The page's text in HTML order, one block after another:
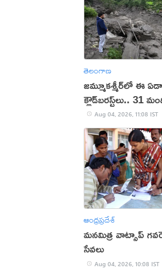
తెలంగాణ
జమ్మూకశ్మీర్‌లో ఈ
క్లౌడ్‌బరస్ట్‌లు.. 31
Aug 04, 2026, 11:08 IST
ఆంధ్రప్రదేశ్
మ‌న‌మిత్ర వాట్సాప్
సేవ‌లు
Aug 04, 2026, 10:08 IST